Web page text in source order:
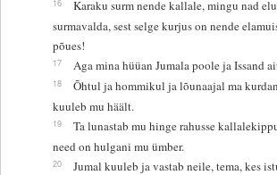
Karaku surm nende kallale, mingu nad
surmavalda, sest selge kurjus on nende
põues!
17 Aga mina hüüan Jumala poole ja Issand
18
Õhtul ja hommikul ja lõunaajal ma
kuuleb mu häält.
19
Ta lunastab mu hinge rahusse
need on hulgani mu ümber.
20
Jumal kuuleb ja vastab neile, tema, kes